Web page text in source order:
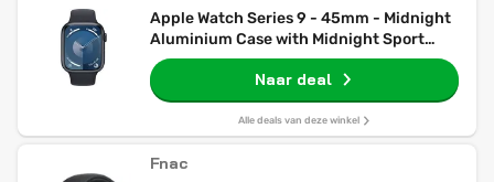
Apple Watch Series 9 - 45mm - Midnight
Aluminium Case with Midnight Sport
Band - M/L
Naar deal
Alle deals van deze winkel
Fnac